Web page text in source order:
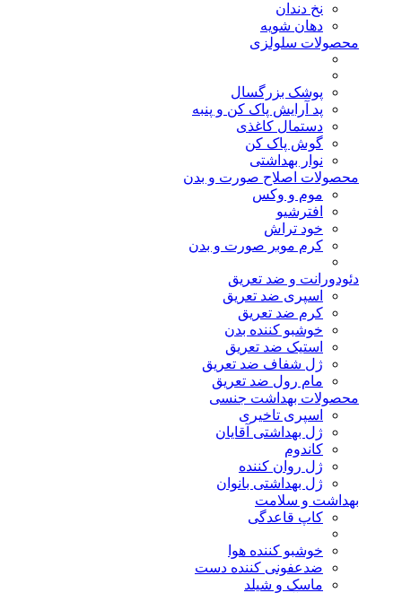
نخ دندان
دهان شویه
محصولات سلولزی
پوشک بزرگسال
پد آرایش پاک کن و پنبه
دستمال کاغذی
گوش پاک کن
نوار بهداشتی
محصولات اصلاح صورت و بدن
موم و وکس
افترشیو
خود تراش
کرم موبر صورت و بدن
دئودورانت و ضد تعریق
اسپری ضد تعریق
کرم ضد تعریق
خوشبو کننده بدن
استیک ضد تعریق
ژل شفاف ضد تعریق
مام رول ضد تعریق
محصولات بهداشت جنسی
اسپری تاخیری
ژل بهداشتی آقایان
کاندوم
ژل روان کننده
ژل بهداشتی بانوان
بهداشت و سلامت
کاپ قاعدگی
خوشبو کننده هوا
ضدعفونی کننده دست
ماسک و شیلد